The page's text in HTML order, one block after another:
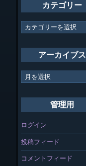
カテゴリー
カ
テ
アーカイブス
ア
ー
管理用
ログイン
投稿フィード
コメントフィード